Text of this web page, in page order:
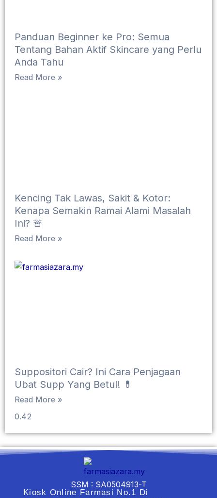
Panduan Beginner ke Pro: Semua
Tentang Bahan Aktif Skincare yang Perlu
Anda Tahu
Read More »
Kencing Tak Lawas, Sakit & Kotor:
Kenapa Semakin Ramai Alami Masalah
Ini? 🚨
Read More »
Suppositori Cair? Ini Cara Penjagaan
Ubat Supp Yang Betul! 💊
Read More »
SSM : SA0504913-T
Kiosk Online Farmasi No.1 Di